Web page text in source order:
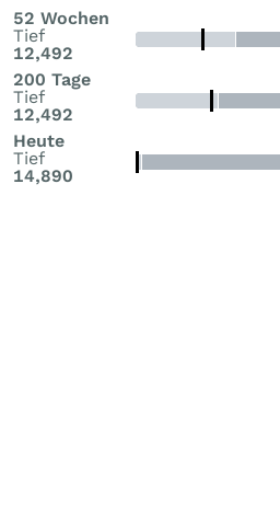
52 Wochen
Tief
12,492
200 Tage
Tief
12,492
Heute
Tief
14,890